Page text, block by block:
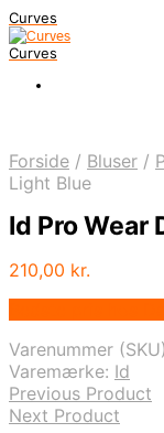
Curves
Curves
Forside / Bluser /
Light Blue
Id Pro Wear
210,00 kr.
Varenummer
Varemærke: Id
Previous Product
Next Product